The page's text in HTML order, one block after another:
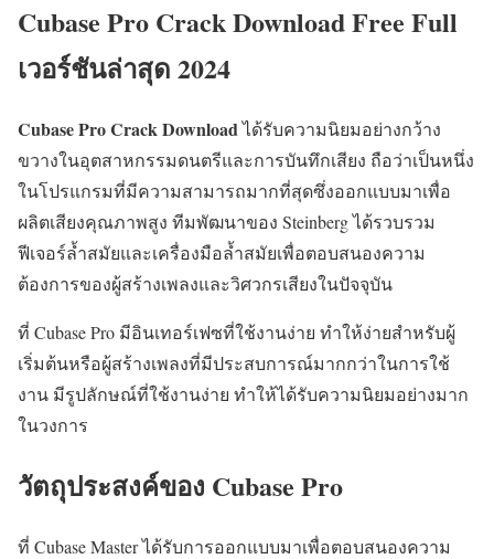
Cubase Pro Crack Download Free Full
เวอร์ชันล่าสุด 2024
Cubase Pro Crack Downloadได้รับความนิยมอย่างกว้าง
ขวางในอุตสาหกรรมดนตรีและการบันทึกเสียง ถือว่าเป็นหนึ่ง
ในโปรแกรมที่มีความสามารถมากที่สุดซึ่งออกแบบมาเพื่อ
ผลิตเสียงคุณภาพสูง ทีมพัฒนาของ Steinberg ได้รวบรวม
ฟีเจอร์ล้ำสมัยและเครื่องมือล้ำสมัยเพื่อตอบสนองความ
ต้องการของผู้สร้างเพลงและวิศวกรเสียงในปัจจุบัน
ที่ Cubase Pro มีอินเทอร์เฟซที่ใช้งานง่าย ทำให้ง่ายสำหรับผู้
เริ่มต้นหรือผู้สร้างเพลงที่มีประสบการณ์มากกว่าในการใช้
งาน มีรูปลักษณ์ที่ใช้งานง่าย ทำให้ได้รับความนิยมอย่างมาก
ในวงการ
วัตถุประสงค์ของ Cubase Pro
ที่ Cubase Master ได้รับการออกแบบมาเพื่อตอบสนองความ